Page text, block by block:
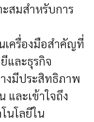
ะสมสำหรับการ
เครื่องมือสำคัญที่
และธุรกิจ
งมีประสิทธิภาพ
และเข้าใจถึง
นโลยีใน